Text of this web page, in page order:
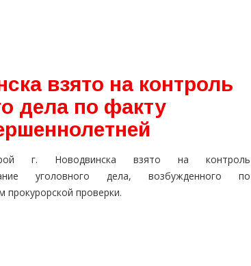
взято на контроль
дела по факту
г. Новодвинска взято на контроль
уголовного дела, возбужденного по
прокурорской проверки.